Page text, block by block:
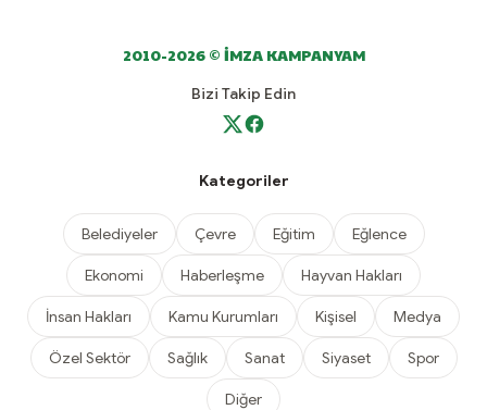
2010-2026 © İMZA KAMPANYAM
Bizi Takip Edin
Kategoriler
Belediyeler Çevre Eğitim Eğlence
Ekonomi Haberleşme Hayvan Hakları
İnsan Hakları Kamu Kurumları Kişisel Medya
Özel Sektör Sağlık Sanat Siyaset Spor
Diğer